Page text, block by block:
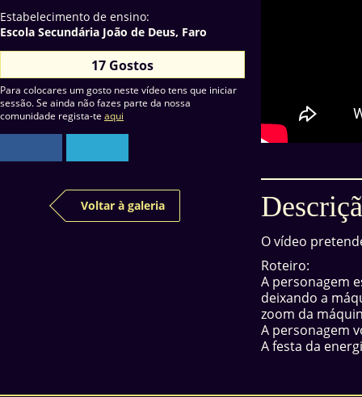
Estabelecimento de ensino:
Escola Secundária João de Deus, Faro
17 Gostos
Para colocares um gosto neste vídeo tens que iniciar
sessão. Se ainda não fazes parte da nossa
comunidade regista-te aqui
Voltar à galeria
O vídeo
Roteiro:
A personagem
deixando a
zoom da
A personagem
A festa da